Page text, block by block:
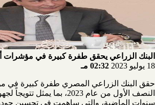
البنك الزراعي يحقق طفرة كبيرة في مؤشرات
18 يوليو 2023
02:32 مـ
حقق البنك الزراعي المصري طفرة كبيرة في
النصف الأول من عام 2023، بما
سنوات الماضية، والتي ساهمت في تحسين